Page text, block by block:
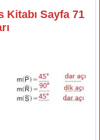
Kitabı Sayfa 71